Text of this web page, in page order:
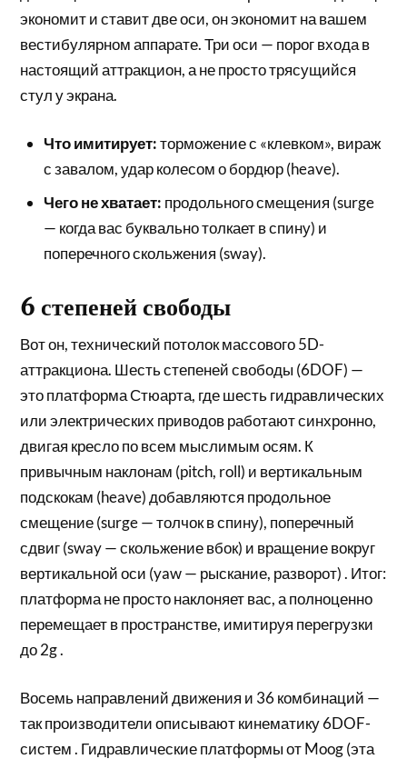
экономит и ставит две оси, он экономит на вашем
вестибулярном аппарате. Три оси — порог входа в
настоящий аттракцион, а не просто трясущийся
стул у экрана.
Что имитирует:торможение с «клевком», вираж
с завалом, удар колесом о бордюр (heave).
Чего не хватает: продольного смещения (surge
— когда вас буквально толкает в спину) и
поперечного скольжения (sway).
6 степеней свободы
Вот он, технический потолок массового 5D-
аттракциона. Шесть степеней свободы (6DOF) —
это платформа Стюарта, где шесть гидравлических
или электрических приводов работают синхронно,
двигая кресло по всем мыслимым осям. К
привычным наклонам (pitch, roll) и вертикальным
подскокам (heave) добавляются продольное
смещение (surge — толчок в спину), поперечный
сдвиг (sway — скольжение вбок) и вращение вокруг
вертикальной оси (yaw — рыскание, разворот) . Итог:
платформа не просто наклоняет вас, а полноценно
перемещает в пространстве, имитируя перегрузки
до 2g .
Восемь направлений движения и 36 комбинаций —
так производители описывают кинематику 6DOF-
систем . Гидравлические платформы от Moog (эта